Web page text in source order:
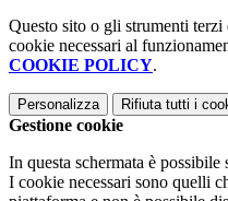
Questo sito o gli strumenti
cookie necessari al
COOKIE POLICY.
Personalizza Rifiuta tutti i
Gestione cookie
In questa schermata è
I cookie necessari sono quelli